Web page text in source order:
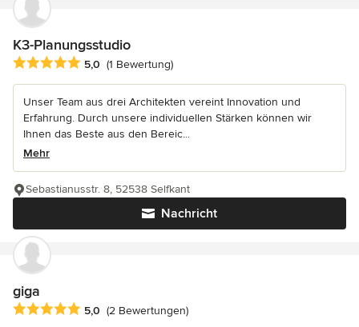
K3-Planungsstudio
Durchschnittliche Bewertung: 5 von 5 Sternen
5,0 (1 Bewertung)
Unser Team aus drei Architekten vereint Innovation und
Erfahrung. Durch unsere individuellen Stärken können wir
Ihnen das Beste aus den Bereic...
Mehr
Nachricht
Sebastianusstr. 8, 52538 Selfkant
giga
Durchschnittliche Bewertung: 5 von 5 Sternen
5,0 (2 Bewertungen)